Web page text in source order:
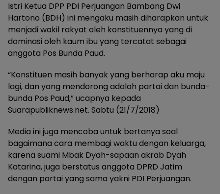
Istri Ketua DPP PDI Perjuangan Bambang Dwi
Hartono (BDH) ini mengaku masih diharapkan untuk
menjadi wakil rakyat oleh konstituennya yang di
dominasi oleh kaum ibu yang tercatat sebagai
anggota Pos Bunda Paud.
“Konstituen masih banyak yang berharap aku maju
lagi, dan yang mendorong adalah partai dan bunda-
bunda Pos Paud,” ucapnya kepada
Suarapubliknews.net. Sabtu (21/7/2018)
Media ini juga mencoba untuk bertanya soal
bagaimana cara membagi waktu dengan keluarga,
karena suami Mbak Dyah-sapaan akrab Dyah
Katarina, juga berstatus anggota DPRD Jatim
dengan partai yang sama yakni PDI Perjuangan.